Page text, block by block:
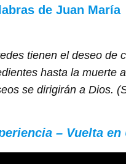
de Juan María
tienen el deseo de
hasta la muerte
se dirigirán a Dios.
– Vuelta en